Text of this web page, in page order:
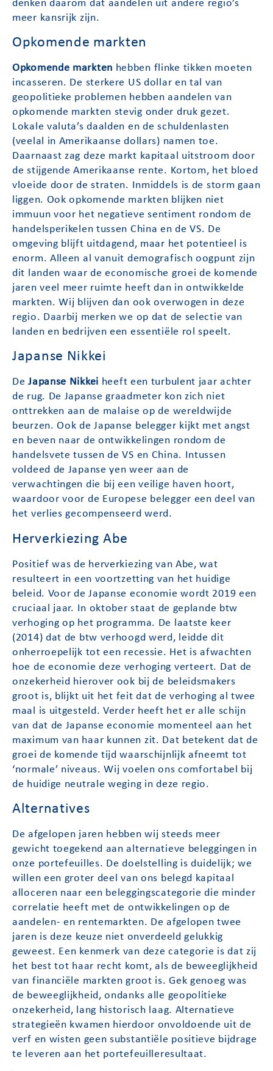
denken daarom dat aandelen uit andere regio’s
meer kansrijk zijn.
Opkomende markten
Opkomende markten hebben flinke tikken moeten
incasseren. De sterkere US dollar en tal van
geopolitieke problemen hebben aandelen van
opkomende markten stevig onder druk gezet.
Lokale valuta’s daalden en de schuldenlasten
(veelal in Amerikaanse dollars) namen toe.
Daarnaast zag deze markt kapitaal uitstroom door
de stijgende Amerikaanse rente. Kortom, het bloed
vloeide door de straten. Inmiddels is de storm gaan
liggen. Ook opkomende markten blijken niet
immuun voor het negatieve sentiment rondom de
handelsperikelen tussen China en de VS. De
omgeving blijft uitdagend, maar het potentieel is
enorm. Alleen al vanuit demografisch oogpunt zijn
dit landen waar de economische groei de komende
jaren veel meer ruimte heeft dan in ontwikkelde
markten. Wij blijven dan ook overwogen in deze
regio. Daarbij merken we op dat de selectie van
landen en bedrijven een essentiële rol speelt.
Japanse Nikkei
DeJapanse Nikkei heeft een turbulent jaar achter
de rug. De Japanse graadmeter kon zich niet
onttrekken aan de malaise op de wereldwijde
beurzen. Ook de Japanse belegger kijkt met angst
en beven naar de ontwikkelingen rondom de
handelsvete tussen de VS en China. Intussen
voldeed de Japanse yen weer aan de
verwachtingen die bij een veilige haven hoort,
waardoor voor de Europese belegger een deel van
het verlies gecompenseerd werd.
Herverkiezing Abe
Positief was de herverkiezing van Abe, wat
resulteert in een voortzetting van het huidige
beleid. Voor de Japanse economie wordt 2019 een
cruciaal jaar. In oktober staat de geplande btw
verhoging op het programma. De laatste keer
(2014) dat de btw verhoogd werd, leidde dit
onherroepelijk tot een recessie. Het is afwachten
hoe de economie deze verhoging verteert. Dat de
onzekerheid hierover ook bij de beleidsmakers
groot is, blijkt uit het feit dat de verhoging al twee
maal is uitgesteld. Verder heeft het er alle schijn
van dat de Japanse economie momenteel aan het
maximum van haar kunnen zit. Dat betekent dat de
groei de komende tijd waarschijnlijk afneemt tot
‘normale’ niveaus. Wij voelen ons comfortabel bij
de huidige neutrale weging in deze regio.
Alternatives
De afgelopen jaren hebben wij steeds meer
gewicht toegekend aan alternatieve beleggingen in
onze portefeuilles. De doelstelling is duidelijk; we
willen een groter deel van ons belegd kapitaal
alloceren naar een beleggingscategorie die minder
correlatie heeft met de ontwikkelingen op de
aandelen- en rentemarkten. De afgelopen twee
jaren is deze keuze niet onverdeeld gelukkig
geweest. Een kenmerk van deze categorie is dat zij
het best tot haar recht komt, als de beweeglijkheid
van financiële markten groot is. Gek genoeg was
de beweeglijkheid, ondanks alle geopolitieke
onzekerheid, lang historisch laag. Alternatieve
strategieën kwamen hierdoor onvoldoende uit de
verf en wisten geen substantiële positieve bijdrage
te leveren aan het portefeuilleresultaat.